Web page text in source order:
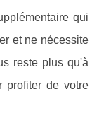
qui
et ne nécessite
reste plus qu'à
profiter de votre